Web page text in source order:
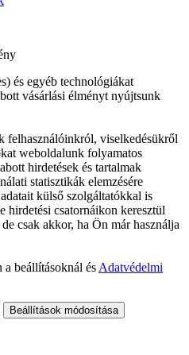
és egyéb technológiákat
vásárlási élményt nyújtsunk
felhasználóinkról, viselkedésükről
weboldalunk folyamatos
hirdetések és tartalmak
statisztikák elemzésére
külső szolgáltatókkal is
hirdetési csatornáikon keresztül
csak akkor, ha Ön már használja
beállításoknál és Adatvédelmi
Beállítások módosítása